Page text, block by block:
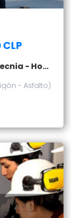
Curso Laboratorista Vial (Geotecnia - Hormigón - Asfalto)
- Asfalto)